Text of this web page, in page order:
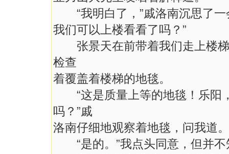
“我明白了，”戚洛南沉思了一
我们可以上楼看看了吗？”
张景天在前带着我们走上楼梯
检查
着覆盖着楼梯的地毯。
“这是质量上等的地毯！乐阳
吗？”戚
洛南仔细地观察着地毯，问我道。
“是的。”我点头同意，但并不